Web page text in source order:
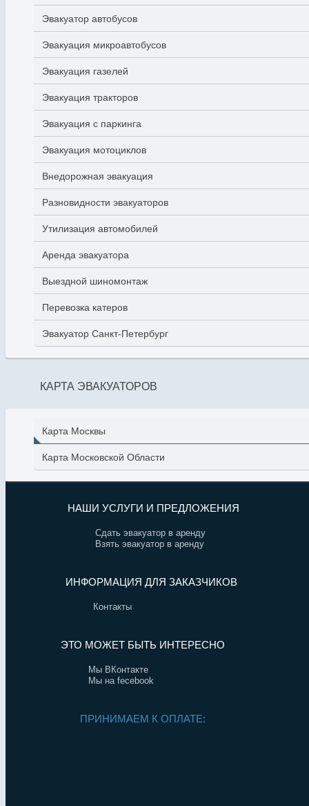
Эвакуатор автобусов
Эвакуация микроавтобусов
Эвакуация газелей
Эвакуация тракторов
Эвакуация с паркинга
Эвакуация мотоциклов
Внедорожная эвакуация
Разновидности эвакуаторов
Утилизация автомобилей
Аренда эвакуатора
Выездной шиномонтаж
Перевозка катеров
Эвакуатор Санкт-Петербург
КАРТА ЭВАКУАТОРОВ
Карта Москвы
Карта Московской Области
НАШИ УСЛУГИ И ПРЕДЛОЖЕНИЯ
Сдать эвакуатор в аренду
Взять эвакуатор в аренду
ИНФОРМАЦИЯ ДЛЯ ЗАКАЗЧИКОВ
Контакты
ЭТО МОЖЕТ БЫТЬ ИНТЕРЕСНО
Мы ВКонтакте
Мы на fecebook
ПРИНИМАЕМ К ОПЛАТЕ: